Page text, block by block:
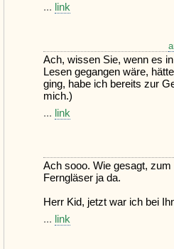
... link
Ach, wissen Sie, wenn es
Lesen gegangen wäre,
ging, habe ich bereits zur
mich.)
... link
Ach sooo. Wie gesagt,
Ferngläser ja da.
Herr Kid, jetzt war ich bei
... link